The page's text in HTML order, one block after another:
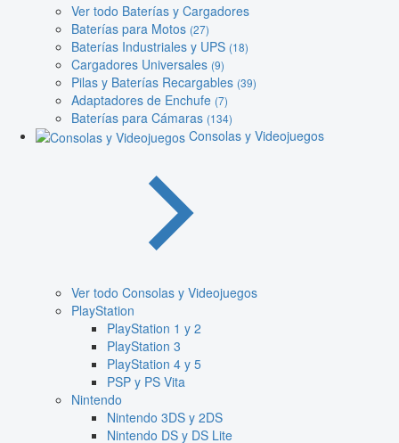
Ver todo Baterías y Cargadores
Baterías para Motos (27)
Baterías Industriales y UPS (18)
Cargadores Universales (9)
Pilas y Baterías Recargables (39)
Adaptadores de Enchufe (7)
Baterías para Cámaras (134)
Consolas y Videojuegos
Ver todo Consolas y Videojuegos
PlayStation
PlayStation 1 y 2
PlayStation 3
PlayStation 4 y 5
PSP y PS Vita
Nintendo
Nintendo 3DS y 2DS
Nintendo DS y DS Lite